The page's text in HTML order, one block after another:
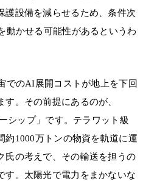
護設備を減らせるため、条件次
動かせる可能性があるというわ
でのAI展開コストが地上を下回
。その前提にあるのが、
シップ」です。テラワット級
約1000万トンの物資を軌道に運
氏の考えで、その輸送を担うの
す。太陽光で電力をまかないな